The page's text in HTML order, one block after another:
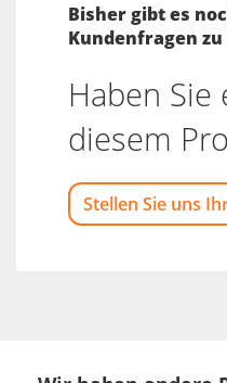
Bisher gibt es
Kundenfragen
Haben Sie
diesem
Stellen Sie uns